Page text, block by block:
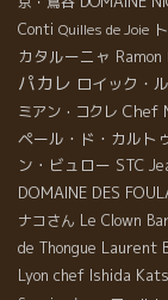
Conti Quilles de Joie
カタルーニャ Ramon
パカレ ロイック・
ミアン・コクレ Chef
ペール・ド・カルト
ン・ビュロー STC
DOMAINE DES
ナコさん Le Clown Bar
de Thongue Laurent
Lyon chef Ishida